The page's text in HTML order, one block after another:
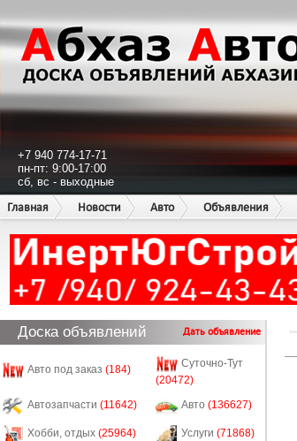
+7 940 774-17-71
пн-пт: 9:00-17:00
сб, вс - выходные
Главная
Новости Авто Объявления
Доска объявлений Дать объявление
Авто под заказ (184)
Суточно-Тут
(20472)
Автозапчасти (11642) Авто (136627)
Хобби, отдых (25964) Услуги (71868)